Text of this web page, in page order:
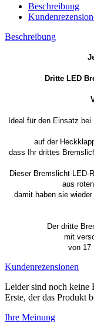
Beschreibung
Beschreibung
Dritte LED
Ideal für den Einsatz
auf der
dass Ihr drittes
Dieser Bremslicht-LED-
aus
damit haben sie
Der dritte
mit
von 17
Kundenrezensionen
Leider sind noch keine
Erste, der das Produkt
Ihre Meinung